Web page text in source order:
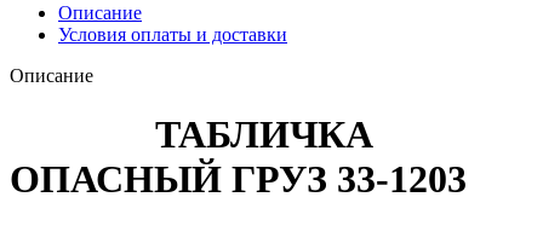
Описание
Условия оплаты и доставки
Описание
ТАБЛИЧКА
ОПАСНЫЙ ГРУЗ 33-1203